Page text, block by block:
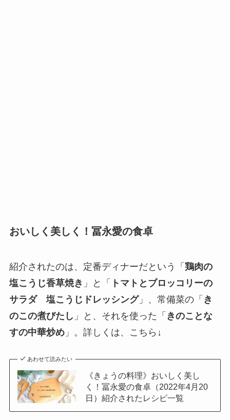
おいしく美しく！冨永愛の食卓
紹介されたのは、定番ディナーだという「 鶏肉の
塩こうじ香草焼き 」と「
トマトとブロッコリーの
サラダ 塩こうじドレッシング」、常備菜の「 き
のこの煮びたし 」と、それを使った「 きのことな
すの中華炒め」。詳しくは、こちら↓
あわせて読みたい
《きょうの料理》おいしく美し
く！冨永愛の食卓（2022年4月20
日）紹介されたレシピ一覧